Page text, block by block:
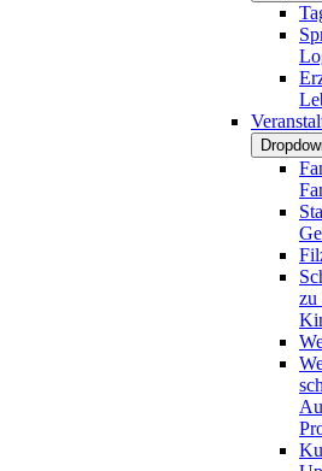
zu